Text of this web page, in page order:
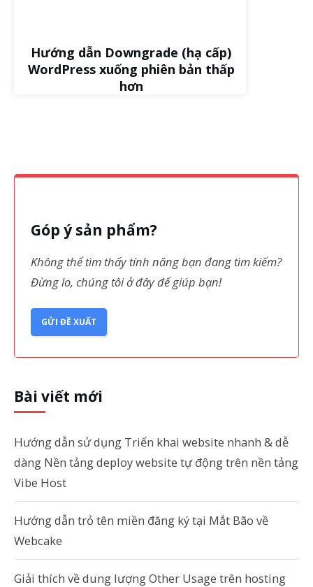
Hướng dẫn Downgrade (hạ cấp)
WordPress xuống phiên bản thấp
hơn
Góp ý sản phẩm?
Không thể tìm thấy tính năng bạn đang tìm kiếm?
Đừng lo, chúng tôi ở đây để giúp bạn!
GỬI ĐỀ XUẤT
Bài viết mới
Hướng dẫn sử dụng Triển khai website nhanh & dễ
dàng Nền tảng deploy website tự động trên nền tảng
Vibe Host
Hướng dẫn trỏ tên miền đăng ký tại Mắt Bão về
Webcake
Giải thích về dung lượng Other Usage trên hosting